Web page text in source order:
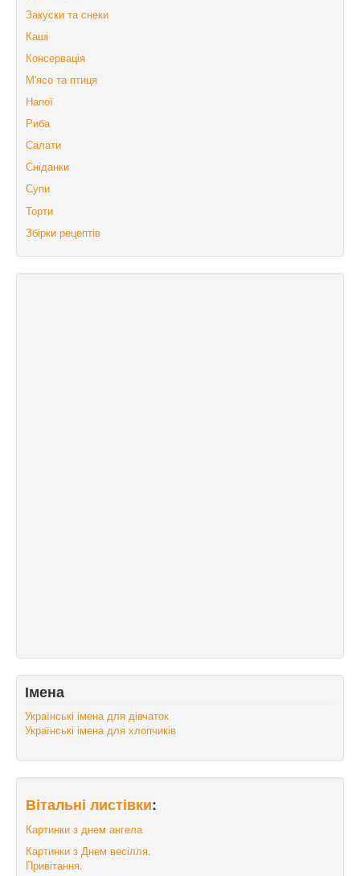
Закуски та снеки
Каші
Консервація
М'ясо та птиця
Напої
Риба
Салати
Сніданки
Супи
Торти
Збірки рецептів
Імена
Українські імена для дівчаток
Українські імена для хлопчиків
Вітальні листівки:
Картинки з днем ангела
Картинки з Днем весілля.
Привітання.